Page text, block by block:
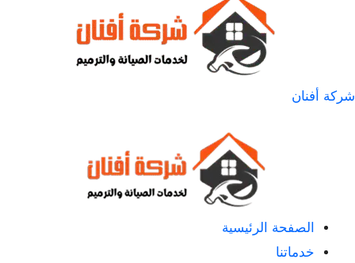
شركة أفنان
الصفحة الرئيسية
خدماتنا